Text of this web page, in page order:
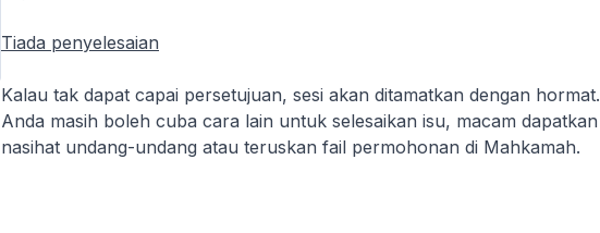
Tiada penyelesaian
Kalau tak dapat capai persetujuan, sesi akan ditamatkan dengan hormat.
Anda masih boleh cuba cara lain untuk selesaikan isu, macam dapatkan
nasihat undang-undang atau teruskan fail permohonan di Mahkamah.